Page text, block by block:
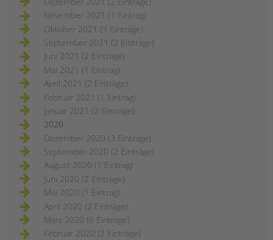
November 2021 (1 Eintrag)
Oktober 2021 (3 Einträge)
September 2021 (2 Einträge)
Juni 2021 (2 Einträge)
Mai 2021 (1 Eintrag)
April 2021 (2 Einträge)
Februar 2021 (1 Eintrag)
Januar 2021 (2 Einträge)
2020
Dezember 2020 (3 Einträge)
September 2020 (2 Einträge)
August 2020 (1 Eintrag)
Juni 2020 (2 Einträge)
Mai 2020 (1 Eintrag)
April 2020 (2 Einträge)
März 2020 (6 Einträge)
Februar 2020 (2 Einträge)